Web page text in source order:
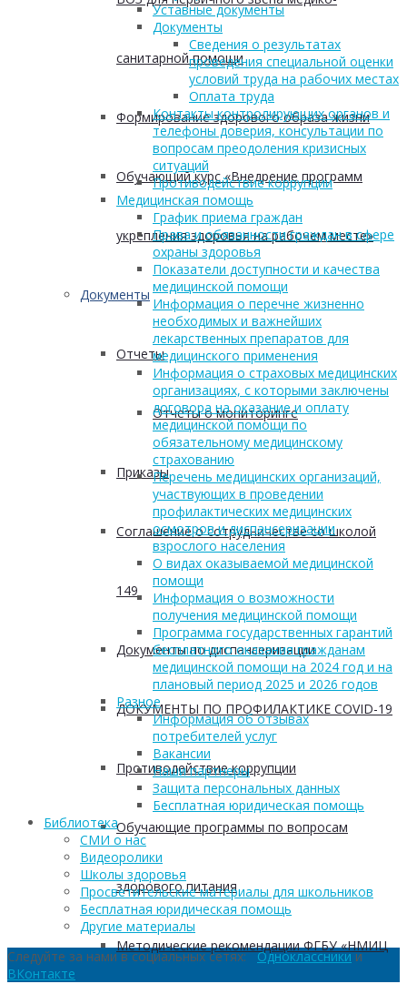
санитарной помощи
Формирование здорового образа жизни
Обучающий курс «Внедрение программ
укрепления здоровья на рабочем месте»
Документы
Отчеты
Отчеты о мониторинге
Приказы
Соглашение о сотрудничестве со школой
149
Документы по диспансеризации
ДОКУМЕНТЫ ПО ПРОФИЛАКТИКЕ COVID-19
Противодействие коррупции
Обучающие программы по вопросам
здорового питания
Методические рекомендации ФГБУ «НМИЦ
Уставные документы
Документы
Сведения о результатах
проведения специальной оценки
условий труда на рабочих местах
Оплата труда
Контакты контролирующих органов и
телефоны доверия, консультации по
вопросам преодоления кризисных
ситуаций
Противодействие коррупции
Медицинская помощь
График приема граждан
Права и обязанности граждан в сфере
охраны здоровья
Показатели доступности и качества
медицинской помощи
Информация о перечне жизненно
необходимых и важнейших
лекарственных препаратов для
медицинского применения
Информация о страховых медицинских
организациях, с которыми заключены
договора на оказание и оплату
медицинской помощи по
обязательному медицинскому
страхованию
Перечень медицинских организаций,
участвующих в проведении
профилактических медицинских
осмотров и диспансеризации
взрослого населения
О видах оказываемой медицинской
помощи
Информация о возможности
получения медицинской помощи
Программа государственных гарантий
бесплатного оказания гражданам
медицинской помощи на 2024 год и на
плановый период 2025 и 2026 годов
Разное
Информация об отзывах
потребителей услуг
Вакансии
Наши партнеры
Защита персональных данных
Бесплатная юридическая помощь
Библиотека
СМИ о нас
Видеоролики
Школы здоровья
Просветительские материалы для школьников
Бесплатная юридическая помощь
Другие материалы
Следуйте за нами в социальных сетях:Одноклассникии
ВКонтакте